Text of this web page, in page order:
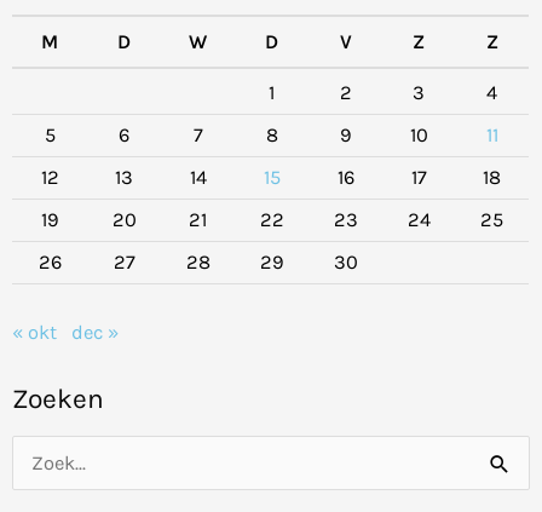
M D W D V Z Z
1 2 3
4
5
6 7 8 9 10
11
12
13 14 15 16 17
18
19
20 21 22 23 24
25
26
27 28 29 30
« okt dec »
Zoeken